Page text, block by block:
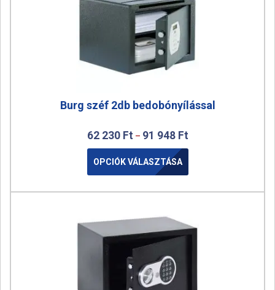
Burg széf 2db bedobónyílással
62 230 Ft – 91 948 Ft
OPCIÓK VÁLASZTÁSA